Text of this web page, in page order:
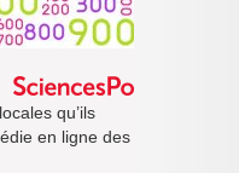
qu’ils
en ligne des